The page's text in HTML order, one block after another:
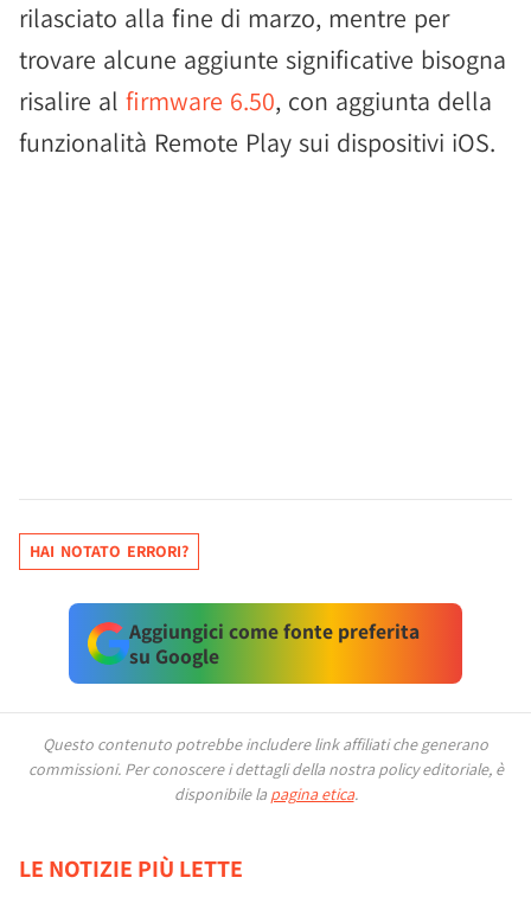
rilasciato alla fine di marzo, mentre per
trovare alcune aggiunte significative bisogna
risalire al firmware 6.50, con aggiunta della
funzionalità Remote Play sui dispositivi iOS.
HAI NOTATO ERRORI?
Aggiungici come fonte preferita
su Google
Questo contenuto potrebbe includere link affiliati che generano
commissioni. Per conoscere i dettagli della nostra policy editoriale, è
disponibile la pagina etica.
LE NOTIZIE PIÙ LETTE